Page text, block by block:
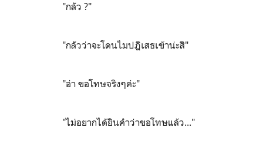
"กลัว ?"
"กลัวว่าจะโดนไมปฎิเสธเข้าน่ะสิ"
"อ่า ขอโทษจริงๆค่ะ"
"ไม่อยากได้ยินคำว่าขอโทษแล้ว..."